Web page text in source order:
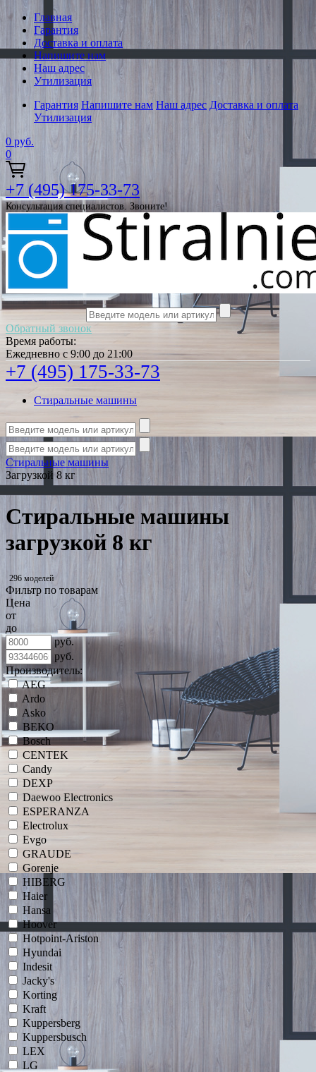
Главная
Гарантия
Доставка и оплата
Напишите нам
Наш адрес
Утилизация
Гарантия Напишите нам Наш адрес Доставка и оплата
Утилизация
0 руб.
0
+7 (495) 175-33-73
Консультация специалистов. Звоните!
Обратный звонок
Время работы:
Ежедневно с 9:00 до 21:00
+7 (495) 175-33-73
Стиральные машины
Стиральные машины
Загрузкой 8 кг
Стиральные машины
загрузкой 8 кг
296 моделей
Фильтр по товарам
Цена
от
до
руб.
руб.
Производитель:
AEG
Ardo
Asko
BEKO
Bosch
CENTEK
Candy
DEXP
Daewoo Electronics
ESPERANZA
Electrolux
Evgo
GRAUDE
Gorenje
HIBERG
Haier
Hansa
Hoover
Hotpoint-Ariston
Hyundai
Indesit
Jacky's
Korting
Kraft
Kuppersberg
Kuppersbusch
LEX
LG